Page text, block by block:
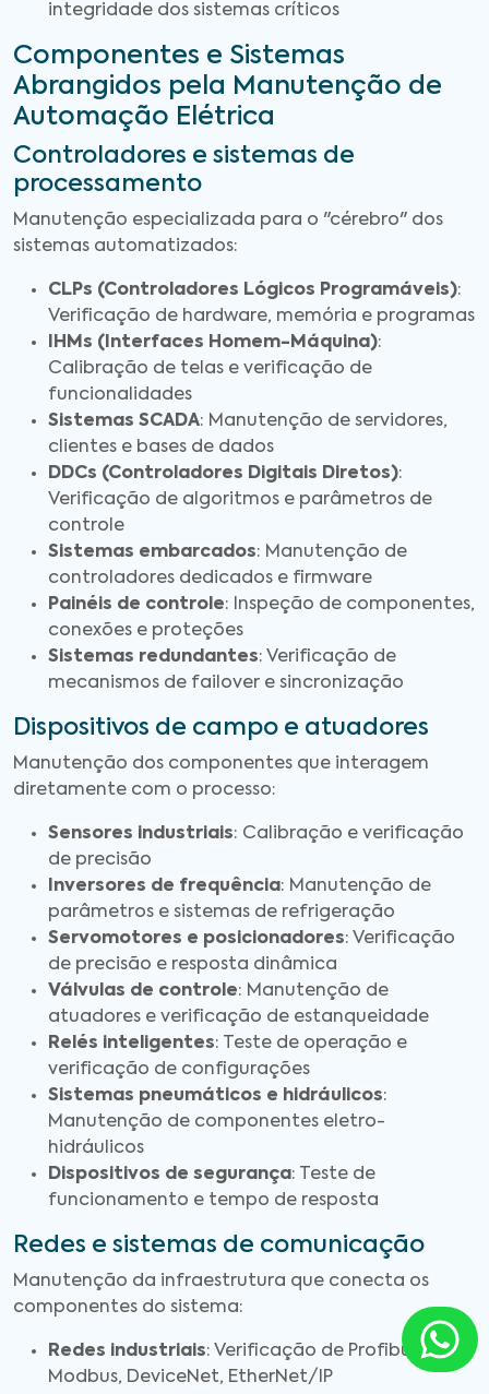
integridade dos sistemas críticos
Componentes e Sistemas
Abrangidos pela Manutenção de
Automação Elétrica
Controladores e sistemas de
processamento
Manutenção especializada para o "cérebro" dos
sistemas automatizados:
CLPs (Controladores Lógicos Programáveis):
Verificação de hardware, memória e programas
IHMs (Interfaces Homem-Máquina):
Calibração de telas e verificação de
funcionalidades
Sistemas SCADA: Manutenção de servidores,
clientes e bases de dados
DDCs (Controladores Digitais Diretos):
Verificação de algoritmos e parâmetros de
controle
Sistemas embarcados: Manutenção de
controladores dedicados e firmware
Painéis de controle: Inspeção de componentes,
conexões e proteções
Sistemas redundantes: Verificação de
mecanismos de failover e sincronização
Dispositivos de campo e atuadores
Manutenção dos componentes que interagem
diretamente com o processo:
Sensores industriais: Calibração e verificação
de precisão
Inversores de frequência: Manutenção de
parâmetros e sistemas de refrigeração
Servomotores e posicionadores: Verificação
de precisão e resposta dinâmica
Válvulas de controle: Manutenção de
atuadores e verificação de estanqueidade
Relés inteligentes: Teste de operação e
verificação de configurações
Sistemas pneumáticos e hidráulicos:
Manutenção de componentes eletro-
hidráulicos
Dispositivos de segurança: Teste de
funcionamento e tempo de resposta
Redes e sistemas de comunicação
Manutenção da infraestrutura que conecta os
componentes do sistema:
Redes industriais: Verificação de Profibus,
Modbus, DeviceNet, EtherNet/IP